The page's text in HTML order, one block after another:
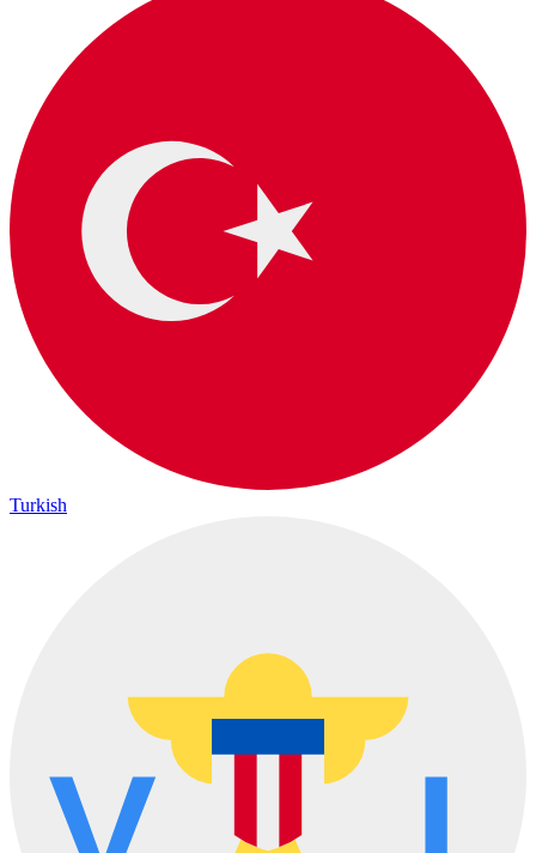
Turkish